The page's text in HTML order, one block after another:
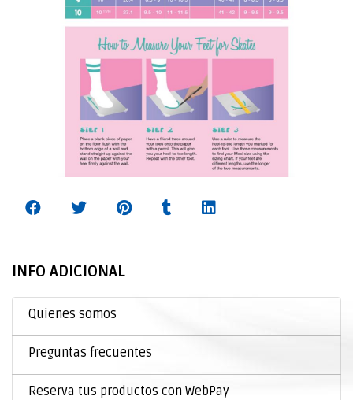
INFO ADICIONAL
Quienes somos
Preguntas frecuentes
Reserva tus productos con WebPay